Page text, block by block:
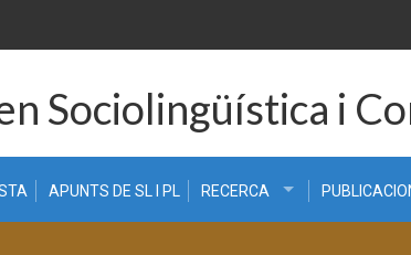
Sociolingüística i
APUNTS DE SL I PL RECERCA